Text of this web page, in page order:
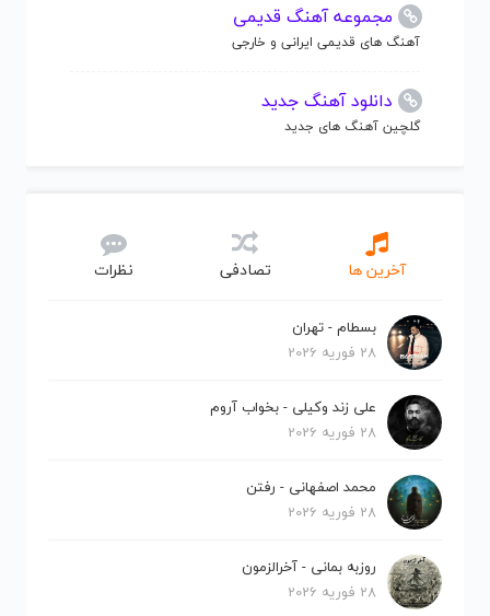
مجموعه آهنگ قدیمی
آهنگ های قدیمی ایرانی و خارجی
دانلود آهنگ جدید
گلچین آهنگ های جدید
آخرین ها تصادفی نظرات
بسطام - تهران
28 فوریه 2026
علی زند وکیلی - بخواب آروم
28 فوریه 2026
محمد اصفهانی - رفتن
28 فوریه 2026
روزبه بمانی - آخرالزمون
28 فوریه 2026